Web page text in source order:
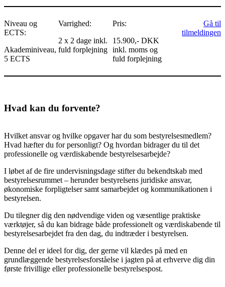
Niveau og
ECTS:
Akademiniveau,
5 ECTS
Varrighed:
2 x 2 dage inkl.
fuld forplejning
Pris:
15.900,- DKK
inkl. moms og
fuld forplejning
Gå til
tilmeldingen
Hvad kan du forvente?
Hvilket ansvar og hvilke opgaver har du som bestyrelsesmedlem?
Hvad hæfter du for personligt? Og hvordan bidrager du til det
professionelle og værdiskabende bestyrelsesarbejde?
I løbet af de fire undervisningsdage stifter du bekendtskab med
bestyrelsesrummet – herunder bestyrelsens juridiske ansvar,
økonomiske forpligtelser samt samarbejdet og kommunikationen i
bestyrelsen.
Du tilegner dig den nødvendige viden og væsentlige praktiske
værktøjer, så du kan bidrage både professionelt og værdiskabende til
bestyrelsesarbejdet fra den dag, du indtræder i bestyrelsen.
Denne del er ideel for dig, der gerne vil klædes på med en
grundlæggende bestyrelsesforståelse i jagten på at erhverve dig din
første frivillige eller professionelle bestyrelsespost.